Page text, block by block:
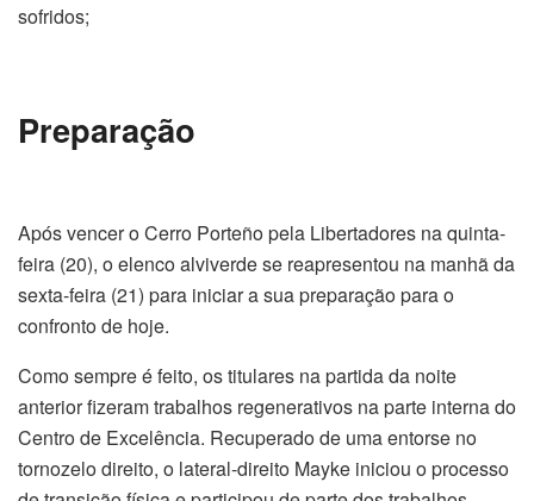
sofridos;
Preparação
Após vencer o Cerro Porteño pela Libertadores na quinta-
feira (20), o elenco alviverde se reapresentou na manhã da
sexta-feira (21) para iniciar a sua preparação para o
confronto de hoje.
Como sempre é feito, os titulares na partida da noite
anterior fizeram trabalhos regenerativos na parte interna do
Centro de Excelência. Recuperado de uma entorse no
tornozelo direito, o lateral-direito Mayke iniciou o processo